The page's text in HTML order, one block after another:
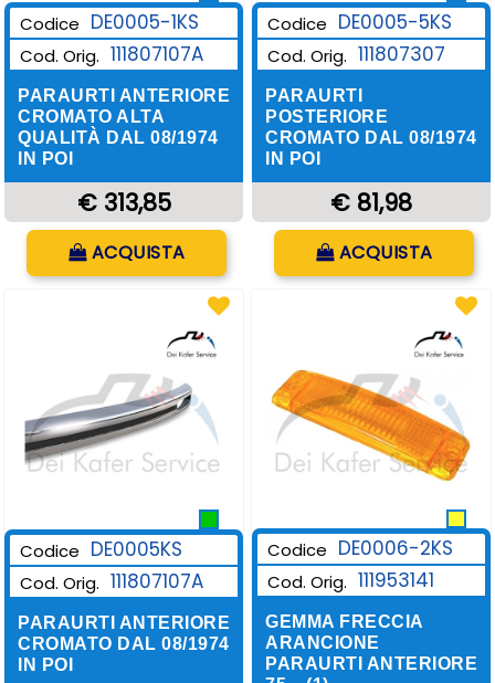
Codice DE0005-1KS
Cod. Orig. 111807107A
PARAURTI ANTERIORE
CROMATO ALTA
QUALITÀ DAL 08/1974
IN POI
€ 313,85
Quantità
ACQUISTA
Codice DE0005-5KS
Cod. Orig. 111807307
PARAURTI
POSTERIORE
CROMATO DAL 08/1974
IN POI
€ 81,98
Quantità
ACQUISTA
Codice DE0005KS
Cod. Orig. 111807107A
PARAURTI ANTERIORE
CROMATO DAL 08/1974
IN POI
Codice DE0006-2KS
Cod. Orig. 111953141
GEMMA FRECCIA
ARANCIONE
PARAURTI ANTERIORE